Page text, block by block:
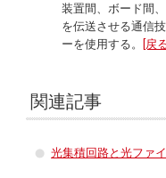
装置間、ボード間
を伝送させる通信
ーを使用する。
[戻
関連記事
光集積回路と光ファ